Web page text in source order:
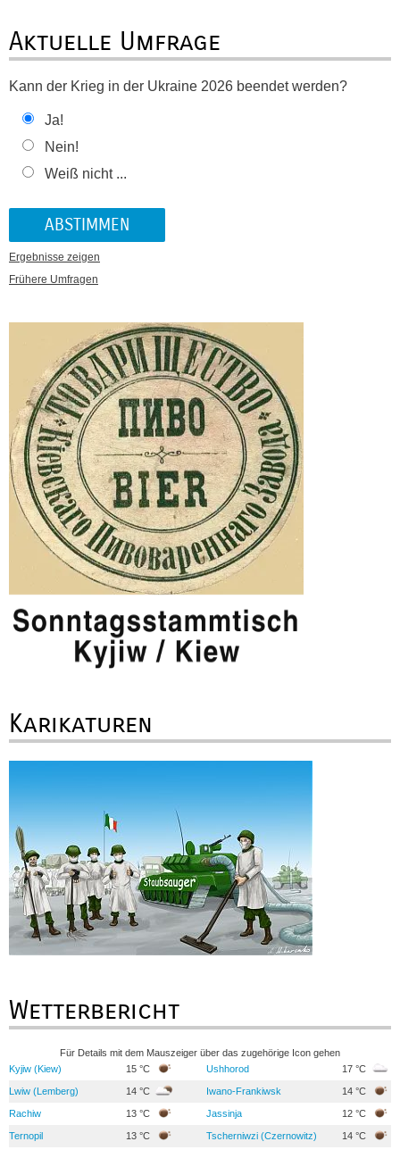
Aktuelle Umfrage
Kann der Krieg in der Ukraine 2026 beendet werden?
Ja!
Nein!
Weiß nicht ...
Ergebnisse zeigen
Frühere Umfragen
Karikaturen
Wetterbericht
Für Details mit dem Mauszeiger über das zugehörige Icon gehen
Kyjiw (Kiew)
15 °C Ushhorod 17 °C
Lwiw (Lemberg) 14 °C Iwano-Frankiwsk 14 °C
Rachiw 13 °C Jassinja 12 °C
Ternopil 13 °C Tscherniwzi (Czernowitz) 14 °C